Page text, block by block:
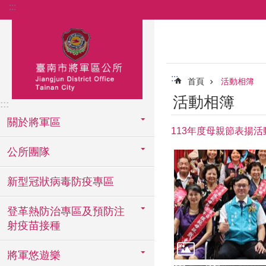
跳到主要內容區塊
:::
:::
關於將軍區
公所團隊
新型冠狀病毒防疫專區
登革熱防治專區及預防注
射疫苗接種
將軍悠遊樂
::: 首頁 活動相簿
活動相簿
113年度母親節表揚活